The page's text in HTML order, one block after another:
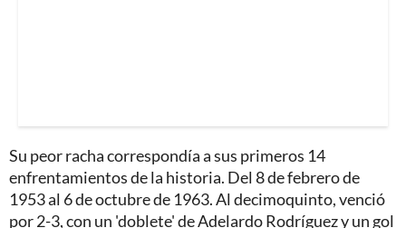
Su peor racha correspondía a sus primeros 14
enfrentamientos de la historia. Del 8 de febrero de
1953 al 6 de octubre de 1963. Al decimoquinto, venció
por 2-3, con un 'doblete' de Adelardo Rodríguez y un gol